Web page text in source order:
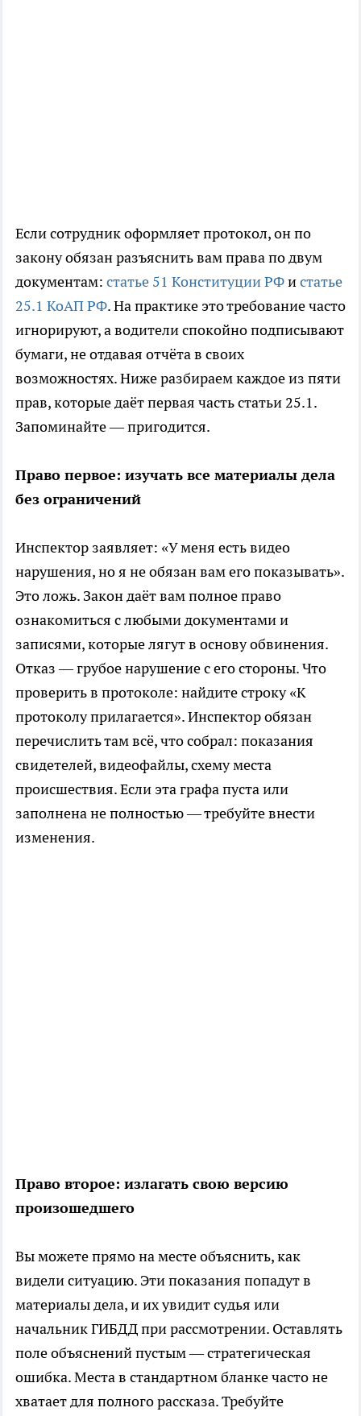
Если сотрудник оформляет протокол, он по
закону обязан разъяснить вам права по двум
документам: статье 51 Конституции РФистатье
25.1 КоАП РФ. На практике это требование часто
игнорируют, а водители спокойно подписывают
бумаги, не отдавая отчёта в своих
возможностях. Ниже разбираем каждое из пяти
прав, которые даёт первая часть статьи 25.1.
Запоминайте — пригодится.
Право первое: изучать все материалы дела
без ограничений
Инспектор заявляет: «У меня есть видео
нарушения, но я не обязан вам его показывать».
Это ложь. Закон даёт вам полное право
ознакомиться с любыми документами и
записями, которые лягут в основу обвинения.
Отказ — грубое нарушение с его стороны. Что
проверить в протоколе: найдите строку «К
протоколу прилагается». Инспектор обязан
перечислить там всё, что собрал: показания
свидетелей, видеофайлы, схему места
происшествия. Если эта графа пуста или
заполнена не полностью — требуйте внести
изменения.
Право второе: излагать свою версию
произошедшего
Вы можете прямо на месте объяснить, как
видели ситуацию. Эти показания попадут в
материалы дела, и их увидит судья или
начальник ГИБДД при рассмотрении. Оставлять
поле объяснений пустым — стратегическая
ошибка. Места в стандартном бланке часто не
хватает для полного рассказа. Требуйте